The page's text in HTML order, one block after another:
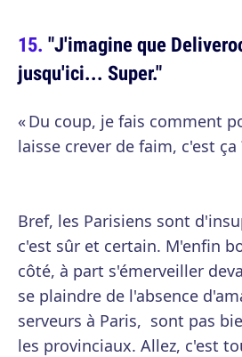
"J'imagine que
jusqu'ici... Super."
« Du coup, je fais comment
laisse crever de faim, c'est ça
Bref, les Parisiens sont
c'est sûr et certain. M'enfin
côté, à part s'émerveiller
se plaindre de l'absence
serveurs à Paris, sont pas
les provinciaux. Allez, c'est